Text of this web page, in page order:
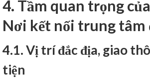
4. Tầm quan trọng
Nơi kết nối trung tâm
4.1. Vị trí đắc địa, giao
tiện